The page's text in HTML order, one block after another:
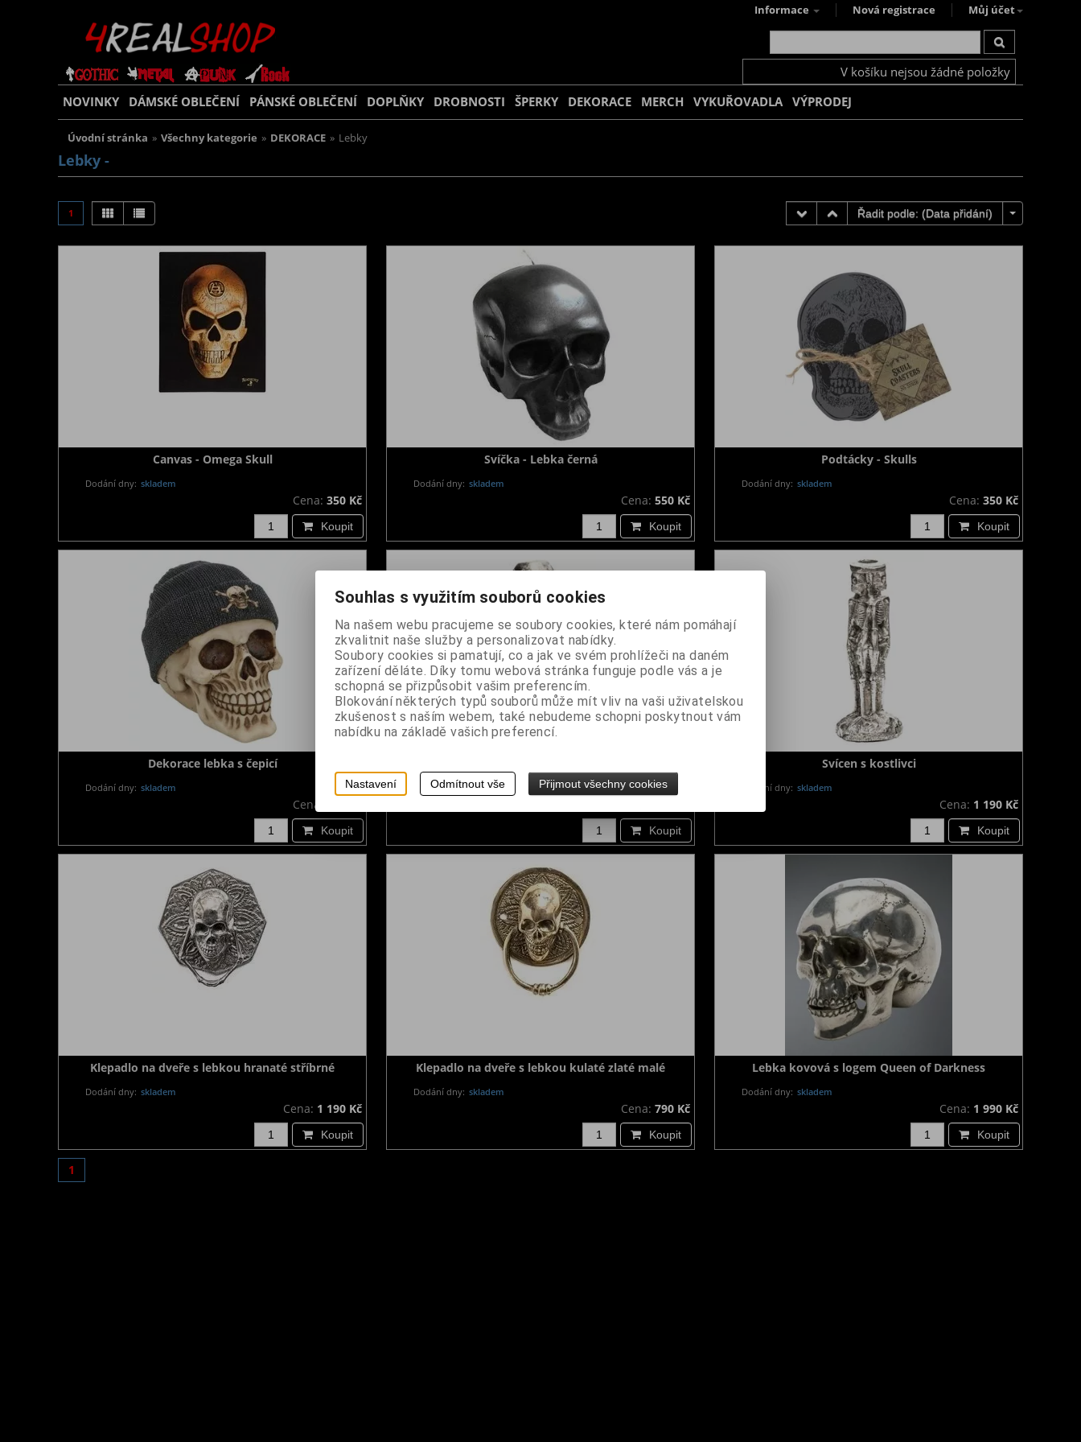
Informace Nová registrace Můj účet
V košíku nejsou žádné položky
NOVINKY DÁMSKÉ OBLEČENÍ PÁNSKÉ OBLEČENÍ DOPLŇKY DROBNOSTI ŠPERKY DEKORACE MERCH VYKUŘOVADLA VÝPRODEJ
Úvodní stránka » Všechny kategorie » DEKORACE » Lebky
Lebky -
1 Řadit podle: (Data přidání)
Canvas - Omega Skull
Dodání dny: skladem
Cena: 350 Kč
Koupit
Svíčka - Lebka černá
Dodání dny: skladem
Cena: 550 Kč
Koupit
Podtácky - Skulls
Dodání dny: skladem
Cena: 350 Kč
Koupit
Dekorace lebka s čepicí
Dodání dny: skladem
Cena:
Koupit
Dodání dny: skladem
Koupit
Svícen s kostlivci
Dodání dny: skladem
Cena: 1 190 Kč
Koupit
Klepadlo na dveře s lebkou hranaté stříbrné
Dodání dny: skladem
Cena: 1 190 Kč
Koupit
Klepadlo na dveře s lebkou kulaté zlaté malé
Dodání dny: skladem
Cena: 790 Kč
Koupit
Lebka kovová s logem Queen of Darkness
Dodání dny: skladem
Cena: 1 990 Kč
Koupit
1
Souhlas s využitím souborů cookies
Na našem webu pracujeme se soubory cookies, které nám pomáhají
zkvalitnit naše služby a personalizovat nabídky.
Soubory cookies si pamatují, co a jak ve svém prohlížeči na daném
zařízení děláte. Díky tomu webová stránka funguje podle vás a je
schopná se přizpůsobit vašim preferencím.
Blokování některých typů souborů může mít vliv na vaši uživatelskou
zkušenost s naším webem, také nebudeme schopni poskytnout vám
nabídku na základě vašich preferencí.
Nastavení Odmítnout vše Přijmout všechny cookies